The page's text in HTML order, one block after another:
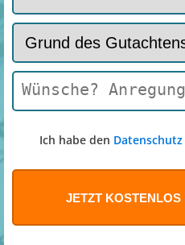
Ich habe den Datenschutz